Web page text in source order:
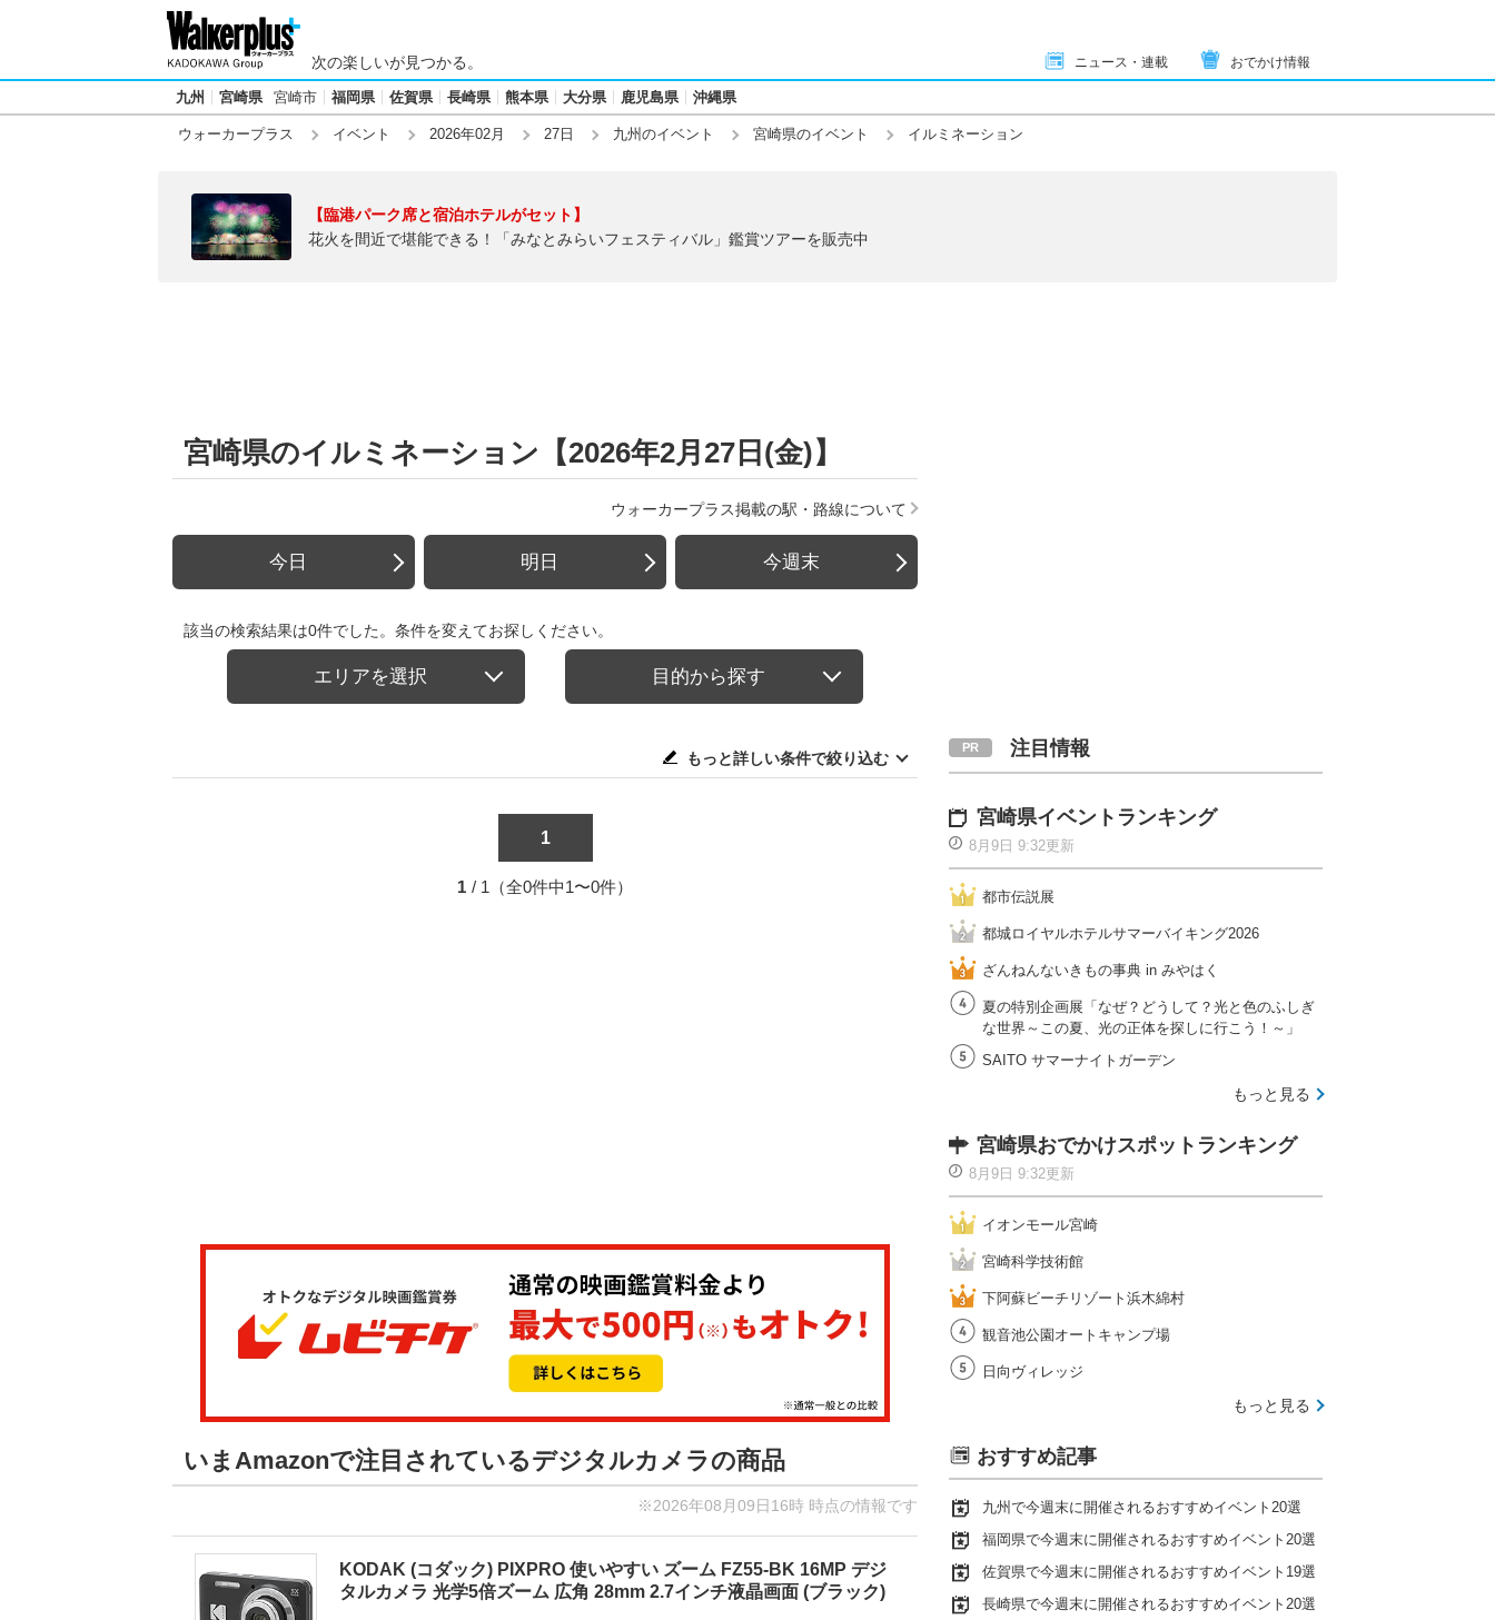
次の楽しいが見つかる。 ニュース・連載 おでかけ情報
九州 宮崎県 宮崎市 福岡県 佐賀県 長崎県 熊本県 大分県 鹿児島県 沖縄県
ウォーカープラス イベント 2026年02月 27日 九州のイベント 宮崎県のイベント イルミネーション
【臨港パーク席と宿泊ホテルがセット】
花火を間近で堪能できる！「みなとみらいフェスティバル」鑑賞ツアーを販売中
宮崎県のイルミネーション【2026年2月27日(金)】
ウォーカープラス掲載の駅・路線について
今日 明日 今週末
該当の検索結果は0件でした。条件を変えてお探しください。
エリアを選択 目的から探す
もっと詳しい条件で絞り込む
1
1 / 1（全0件中1〜0件）
いまAmazonで注目されているデジタルカメラの商品
※2026年08月09日16時 時点の情報です
KODAK (コダック) PIXPRO 使いやすい ズーム FZ55-BK 16MP デジ
タルカメラ 光学5倍ズーム 広角 28mm 2.7インチ液晶画面 (ブラック)
注目情報
宮崎県イベントランキング
8月9日 9:32更新
都市伝説展
都城ロイヤルホテルサマーバイキング2026
ざんねんないきもの事典 in みやはく
夏の特別企画展「なぜ？どうして？光と色のふしぎ
な世界～この夏、光の正体を探しに行こう！～」
SAITO サマーナイトガーデン
もっと見る
宮崎県おでかけスポットランキング
8月9日 9:32更新
イオンモール宮崎
宮崎科学技術館
下阿蘇ビーチリゾート浜木綿村
観音池公園オートキャンプ場
日向ヴィレッジ
もっと見る
おすすめ記事
九州で今週末に開催されるおすすめイベント20選
福岡県で今週末に開催されるおすすめイベント20選
佐賀県で今週末に開催されるおすすめイベント19選
長崎県で今週末に開催されるおすすめイベント20選